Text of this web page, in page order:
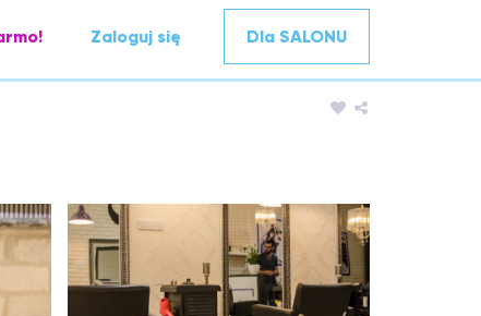
Zaloguj się Dla SALONU